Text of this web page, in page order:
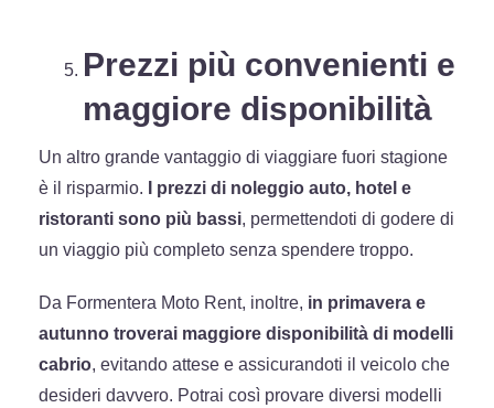
Prezzi più convenienti e
maggiore disponibilità
Un altro grande vantaggio di viaggiare fuori stagione
è il risparmio. I prezzi di noleggio auto, hotel e
ristoranti sono più bassi, permettendoti di godere di
un viaggio più completo senza spendere troppo.
Da Formentera Moto Rent, inoltre, in primavera e
autunno troverai maggiore disponibilità di modelli
cabrio, evitando attese e assicurandoti il veicolo che
desideri davvero. Potrai così provare diversi modelli